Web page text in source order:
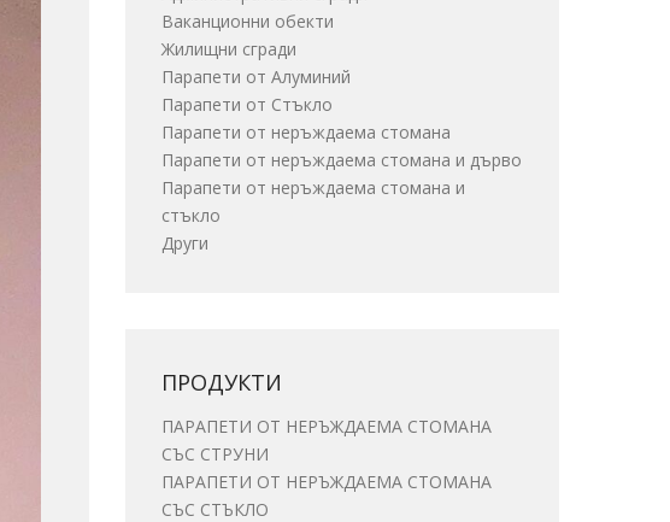
Ваканционни обекти
Жилищни сгради
Парапети от Алуминий
Парапети от Стъкло
Парапети от неръждаема стомана
Парапети от неръждаема стомана и дърво
Парапети от неръждаема стомана и
стъкло
Други
ПРОДУКТИ
ПАРАПЕТИ ОТ НЕРЪЖДАЕМА СТОМАНА
СЪС СТРУНИ
ПАРАПЕТИ ОТ НЕРЪЖДАЕМА СТОМАНА
СЪС СТЪКЛО